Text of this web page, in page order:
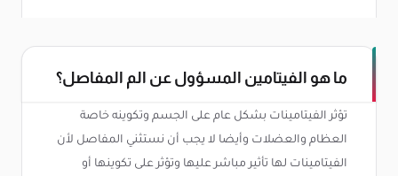
ما هو الفيتامين المسؤول عن الم المفاصل؟
تؤثر الفيتامينات بشكل عام على الجسم وتكوينه خاصة
العظام والعضلات وأيضا لا يجب أن نستثني المفاصل لأن
الفيتامينات لها تأثير مباشر عليها وتؤثر على تكوينها أو